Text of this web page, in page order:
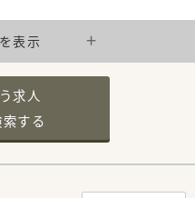
表示
求人
する